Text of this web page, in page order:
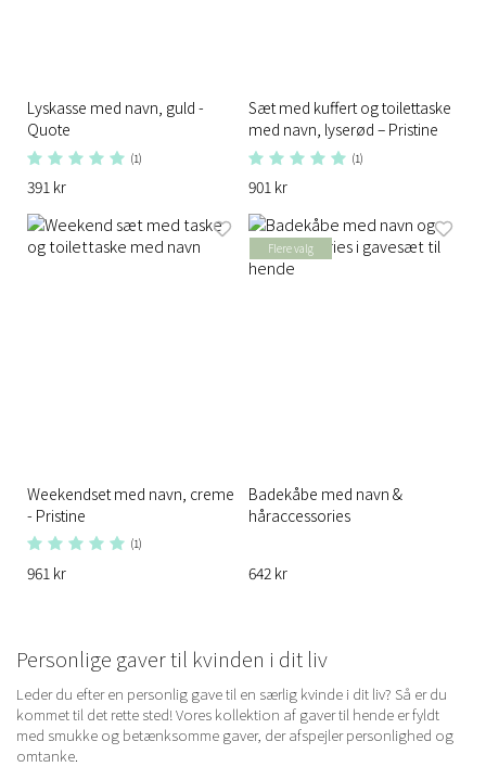
Lyskasse med navn, guld -
Quote
(1)
391 kr
Sæt med kuffert og toilettaske
med navn, lyserød – Pristine
(1)
901 kr
Weekendset med navn, creme
- Pristine
(1)
961 kr
Flere valg
Badekåbe med navn &
håraccessories
642 kr
Personlige gaver til kvinden i dit liv
Leder du efter en personlig gave til en særlig kvinde i dit liv? Så er du
kommet til det rette sted! Vores kollektion af gaver til hende er fyldt
med smukke og betænksomme gaver, der afspejler personlighed og
omtanke.